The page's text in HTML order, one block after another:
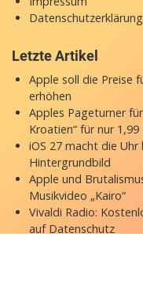
Datenschutzerklärung
Letzte Artikel
Apple soll die Preise
erhöhen
Apples Pageturner
Kroatien“ für nur 1,99
iOS 27 macht die Uhr
Hintergrundbild
Apple und
Musikvideo „Kairo“
Vivaldi Radio:
auf Datenschutz